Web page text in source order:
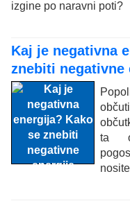
izgine po naravni poti?
Kaj je negativna
znebiti negativne
ta